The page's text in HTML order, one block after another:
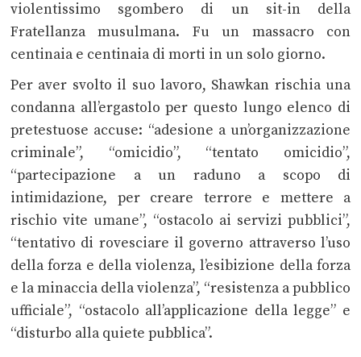
violentissimo sgombero di un sit-in della
Fratellanza musulmana. Fu un massacro con
centinaia e centinaia di morti in un solo giorno.
Per aver svolto il suo lavoro, Shawkan rischia una
condanna all’ergastolo per questo lungo elenco di
pretestuose accuse: “adesione a un’organizzazione
criminale”, “omicidio”, “tentato omicidio”,
“partecipazione a un raduno a scopo di
intimidazione, per creare terrore e mettere a
rischio vite umane”, “ostacolo ai servizi pubblici”,
“tentativo di rovesciare il governo attraverso l’uso
della forza e della violenza, l’esibizione della forza
e la minaccia della violenza”, “resistenza a pubblico
ufficiale”, “ostacolo all’applicazione della legge” e
“disturbo alla quiete pubblica”.